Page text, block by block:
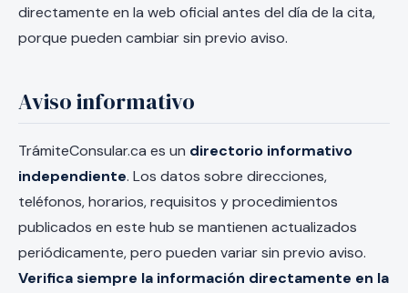
directamente en la web oficial antes del día de la cita,
porque pueden cambiar sin previo aviso.
Aviso informativo
TrámiteConsular.ca es un directorio informativo
independiente. Los datos sobre direcciones,
teléfonos, horarios, requisitos y procedimientos
publicados en este hub se mantienen actualizados
periódicamente, pero pueden variar sin previo aviso.
Verifica siempre la información directamente en la